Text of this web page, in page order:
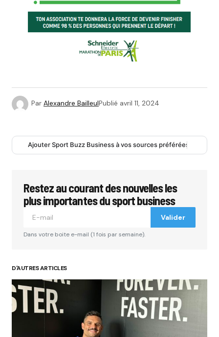
Par Alexandre BailleulPublié avril 11, 2024
Ajouter Sport Buzz Business à vos sources préférées
Restez au courant des nouvelles les
plus importantes du sport business
Valider
Dans votre boite e-mail (1 fois par semaine).
D'AUTRES ARTICLES